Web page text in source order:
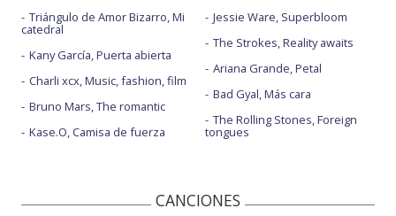
Triángulo de Amor Bizarro, Mi
catedral
Kany García, Puerta abierta
Charli xcx, Music, fashion, film
Bruno Mars, The romantic
Kase.O, Camisa de fuerza
Jessie Ware, Superbloom
The Strokes, Reality awaits
Ariana Grande, Petal
Bad Gyal, Más cara
The Rolling Stones, Foreign
tongues
CANCIONES